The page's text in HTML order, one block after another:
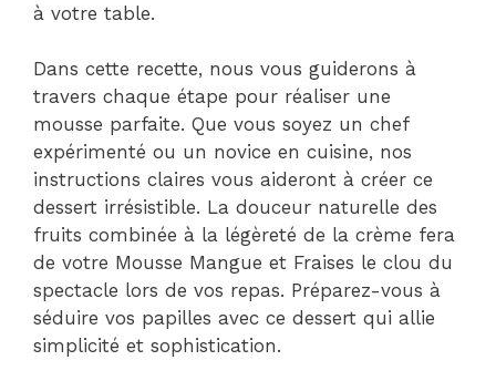
à votre table.
Dans cette recette, nous vous guiderons à
travers chaque étape pour réaliser une
mousse parfaite. Que vous soyez un chef
expérimenté ou un novice en cuisine, nos
instructions claires vous aideront à créer ce
dessert irrésistible. La douceur naturelle des
fruits combinée à la légèreté de la crème fera
de votre Mousse Mangue et Fraises le clou du
spectacle lors de vos repas. Préparez-vous à
séduire vos papilles avec ce dessert qui allie
simplicité et sophistication.